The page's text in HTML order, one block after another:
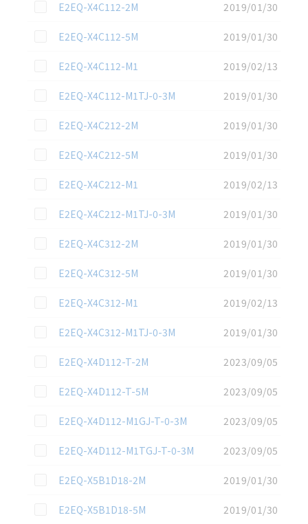
この資料を選択
E2EQ-X4C112-2M
2019/01/30
この資料を選択
E2EQ-X4C112-5M
2019/01/30
この資料を選択
E2EQ-X4C112-M1
2019/02/13
この資料を選択
E2EQ-X4C112-M1TJ-0-3M
2019/01/30
この資料を選択
E2EQ-X4C212-2M
2019/01/30
この資料を選択
E2EQ-X4C212-5M
2019/01/30
この資料を選択
E2EQ-X4C212-M1
2019/02/13
この資料を選択
E2EQ-X4C212-M1TJ-0-3M
2019/01/30
この資料を選択
E2EQ-X4C312-2M
2019/01/30
この資料を選択
E2EQ-X4C312-5M
2019/01/30
この資料を選択
E2EQ-X4C312-M1
2019/02/13
この資料を選択
E2EQ-X4C312-M1TJ-0-3M
2019/01/30
この資料を選択
E2EQ-X4D112-T-2M
2023/09/05
この資料を選択
E2EQ-X4D112-T-5M
2023/09/05
この資料を選択
E2EQ-X4D112-M1GJ-T-0-3M
2023/09/05
この資料を選択
E2EQ-X4D112-M1TGJ-T-0-3M
2023/09/05
この資料を選択
E2EQ-X5B1D18-2M
2019/01/30
この資料を選択
E2EQ-X5B1D18-5M 2019/01/30